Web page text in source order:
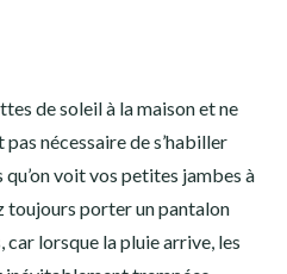
de soleil à la maison et ne
nécessaire de s’habiller
voit vos petites jambes à
toujours porter un pantalon
lorsque la pluie arrive, les